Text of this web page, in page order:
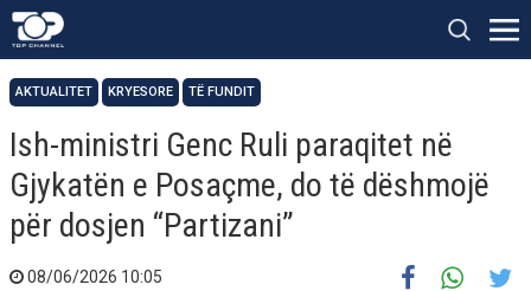
AKTUALITET KRYESORE TË FUNDIT
Ish-ministri Genc Ruli paraqitet në
Gjykatën e Posaçme, do të dëshmojë
për dosjen “Partizani”
08/06/2026 10:05